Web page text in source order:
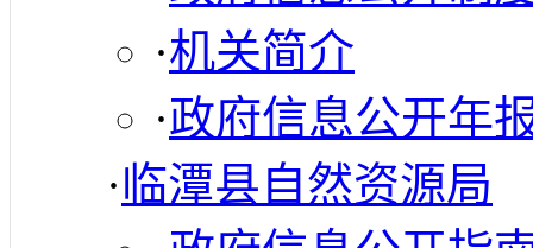
·机关简介
·政府信息公开年
·临潭县自然资源局